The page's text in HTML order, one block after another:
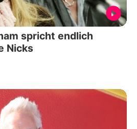
spricht endlich
Nicks